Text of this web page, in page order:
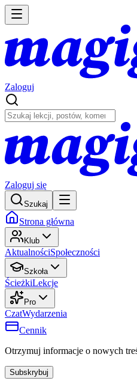
Zaloguj
Zaloguj się
Szukaj
Strona główna
Klub
AktualnościSpołeczności
Szkoła
ŚcieżkiLekcje
Pro
CzatWydarzenia
Cennik
Otrzymuj informacje o nowych
Subskrybuj